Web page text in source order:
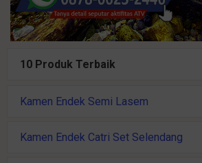
10 Produk Terbaik
Kamen Endek Semi Lasem
Kamen Endek Catri Set Selendang